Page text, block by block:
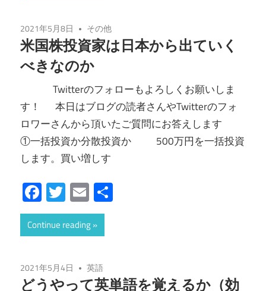
2021年5月8日 その他
米国株投資家は日本から出ていく
べきなのか
Twitterのフォローもよろしくお願いしま
す！ 本日はブログの読者さんやTwitterのフォ
ロワーさんから頂いたご質問にお答えします
①一括投資か分散投資か 500万円を一括投資
します。買い増しす
Facebook
Twitter
Email
Continue reading
2021年5月4日 英語
どうやって英単語を覚えるか（効